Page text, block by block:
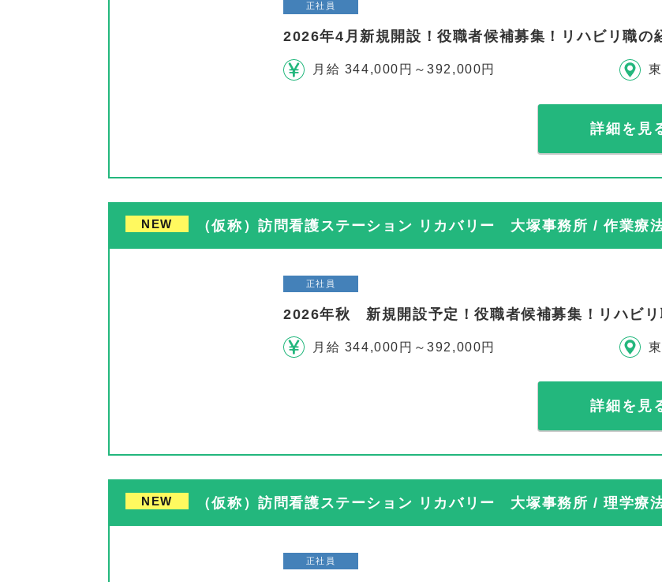
正社員
2026年4月新規開設！役職者候補募集！リハビリ職の
月給 344,000円～392,000円
詳細を見
NEW （仮称）訪問看護ステーション リカバリー 大塚事務所 / 作業療
正社員
2026年秋 新規開設予定！役職者候補募集！リハビリ
月給 344,000円～392,000円
詳細を見
NEW （仮称）訪問看護ステーション リカバリー 大塚事務所 / 理学療
正社員